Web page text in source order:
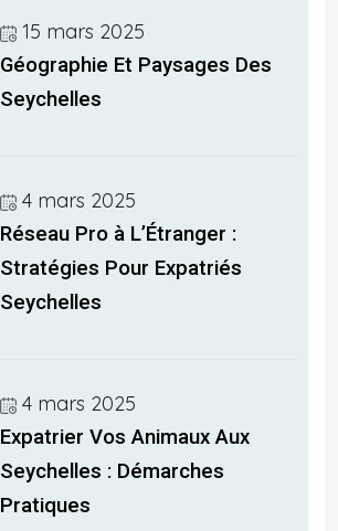
15 mars 2025
Géographie Et Paysages Des
Seychelles
4 mars 2025
Réseau Pro à L’Étranger :
Stratégies Pour Expatriés
Seychelles
4 mars 2025
Expatrier Vos Animaux Aux
Seychelles : Démarches
Pratiques